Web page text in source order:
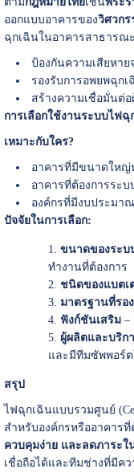
ออกแบบอาคารของวิศวกร
ฉุกเฉินในอาคารสาธารณ
ป้องกันความเสียหาย
รองรับการอพยพฉุกเ
สร้างความเชื่อมั่นต่อ
การเลือกใช้งานระบบไฟ
เหมาะกับใคร?
อาคารที่มีขนาดให
อาคารที่ต้องการระ
องค์กรที่มีงบประมา
ปัจจัยในการเลือก:
ขนาดของระบ
ทำงานที่ต้องการ
ชนิดของแบตเ
มาตรฐานที่รอ
ฟังก์ชันเสริม–
ผู้ผลิตและบริก
และมีทีมซัพพอร์ต
สรุป
ไฟฉุกเฉินแบบรวมศูนย์
สำหรับองค์กรหรืออาคาร
ควบคุมง่าย และลดภาระใ
เชื่อถือได้และทีมช่างที่มีค